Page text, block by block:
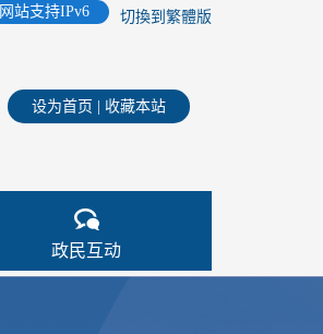
切換到繁體版
网站支持IPv6
设为首页 收藏本站
政民互动